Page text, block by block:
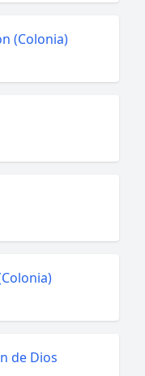
(Colonia)
de Dios